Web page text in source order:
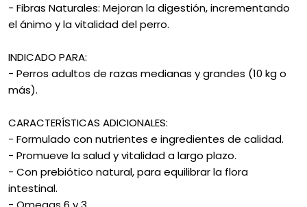
- Fibras Naturales: Mejoran la digestión, incrementando
el ánimo y la vitalidad del perro.
INDICADO PARA:
- Perros adultos de razas medianas y grandes (10 kg o
más).
CARACTERÍSTICAS ADICIONALES:
- Formulado con nutrientes e ingredientes de calidad.
- Promueve la salud y vitalidad a largo plazo.
- Con prebiótico natural, para equilibrar la flora
intestinal.